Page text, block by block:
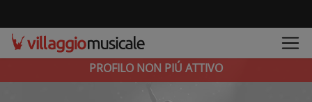
PROFILO NON PIÚ ATTIVO